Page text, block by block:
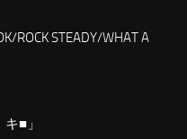
ROCK STEADY/WHAT A
■」